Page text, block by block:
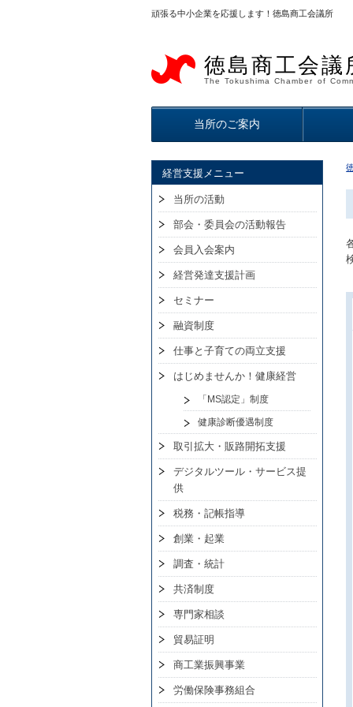
頑張る中小企業を応援します！徳島商工会議所
徳島商工会議
The Tokushima Chamber of
当所のご案内
経営支援メニュー
当所の活動
部会・委員会の活動報告
会員入会案内
経営発達支援計画
セミナー
融資制度
仕事と子育ての両立支援
はじめませんか！健康経営
「MS認定」制度
健康診断優遇制度
取引拡大・販路開拓支援
デジタルツール・サービス提
供
税務・記帳指導
創業・起業
調査・統計
共済制度
専門家相談
貿易証明
商工業振興事業
労働保険事務組合